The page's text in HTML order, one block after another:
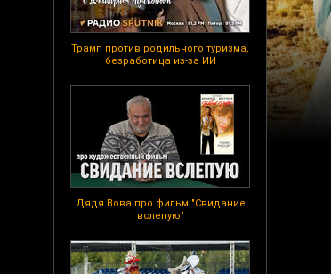
Трамп против родильного туризма,
безработица из-за ИИ
Дядя Вова про фильм "Свидание
вслепую"